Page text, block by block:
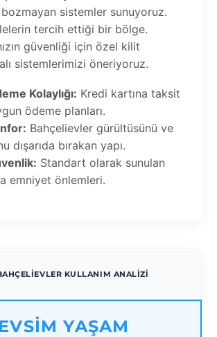
sistemler sunuyoruz.
tercih ettiği bir bölge.
güvenliği için özel kilit
sistemlerimizi öneriyoruz.
Kolaylığı: Kredi kartına taksit
ödeme planları.
Bahçelievler gürültüsünü ve
dışarıda bırakan yapı.
Standart olarak sunulan
emniyet önlemleri.
KULLANIM ANALIZI
YAŞAM